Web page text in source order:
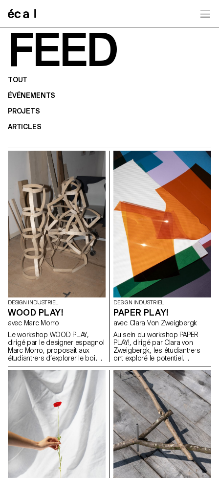
FEED
TOUT
ÉVÉNEMENTS
PROJETS
ARTICLES
DESIGN INDUSTRIEL
WOOD PLAY!
avec Marc Morro
Le workshop WOOD PLAY,
dirigé par le designer espagnol
Marc Morro, proposait aux
étudiant·e·s d’explorer le bois
en tant que système de
construction ouvert et
accessible à tous les publics.
L’objectif était de stimuler la
créativité et l’expérimentation à
travers la conception de
modules ludiques et
reconfigurables, exploitant les
potentialités et les contraintes
du matériau, tout en évitant une
approche formelle trop
enfantine.
DESIGN INDUSTRIEL
PAPER PLAY!
avec Clara Von Zweigbergk
Au sein du workshop PAPER
PLAY!, dirigé par Clara von
Zweigbergk, les étudiant·e·s
ont exploré le potentiel
expressif du papier et du
carton afin de réinventer des
abat-jour destinés à des
luminaires de plafond, muraux,
sur pied, de chevet, de table ou
portables. L’accent a été mis
sur l’expérimentation et le jeu —
en testant les possibilités et les
limites du papier, de la lumière,
de la couleur et de la forme
pour développer de nouvelles
expressions lumineuses.